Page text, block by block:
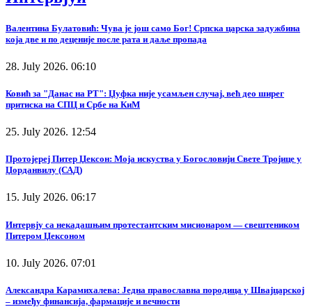
Валентина Булатовић: Чува је још само Бог! Српска царска задужбина
која две и по деценије после рата и даље пропада
28. July 2026. 06:10
Ковић за "Данас на РТ": Џуфка није усамљен случај, већ део ширег
притиска на СПЦ и Србе на КиМ
25. July 2026. 12:54
Протојереј Питер Џексон: Моја искуства у Богословији Свете Тројице у
Џорданвилу (САД)
15. July 2026. 06:17
Интервју са некадашњим протестантским мисионаром — свештеником
Питером Џексоном
10. July 2026. 07:01
Александра Карамихалева: Једна православна породица у Швајцарској
– између финансија, фармације и вечности